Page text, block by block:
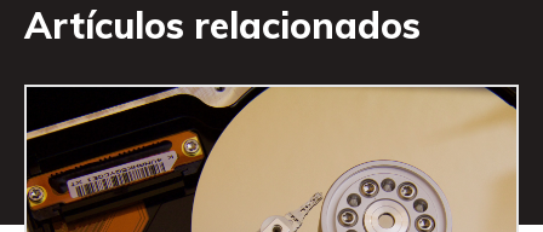
Artículos relacionados